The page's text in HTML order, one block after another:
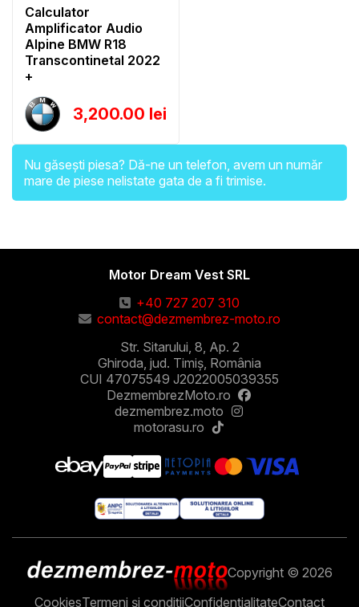
Calculator
Amplificator Audio
Alpine BMW R18
Transcontinetal 2022
+
3,200.00 lei
Nu găsești piesa? Dă-ne un telefon, avem un număr
mare de piese nelistate gata de a fi trimise.
Motor Dream Vest SRL
+40 727 207 310
contact@dezmembrez-moto.ro
Str. Sitarului, 8, Ap. 2
Ghiroda, jud. Timiș, România
CUI 47075549 J2022005039355
DezmembrezMoto.ro
dezmembrez.moto
motorasu.ro
Copyright © 2026
CookiesTermeni și condițiiConfidențialitateContact